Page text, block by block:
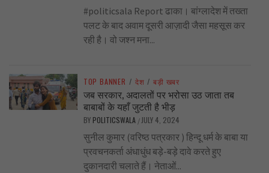
#politicsala Report ढाका। बांग्लादेश में तख्ता
पलट के बाद अवाम दूसरी आज़ादी जैसा महसूस कर
रही है। वो जश्न मना...
TOP BANNER / देश / बड़ी खबर
जब सरकार, अदालतों पर भरोसा उठ जाता तब
बाबाबों के यहाँ जुटती है भीड़
BY POLITICSWALA / JULY 4, 2024
सुनील कुमार (वरिष्ठ पत्रकार ) हिन्दू धर्म के बाबा या
प्रवचनकर्ता अंधाधुंध बड़े-बड़े दावे करते हुए
दुकानदारी चलाते हैं। नेताओं...